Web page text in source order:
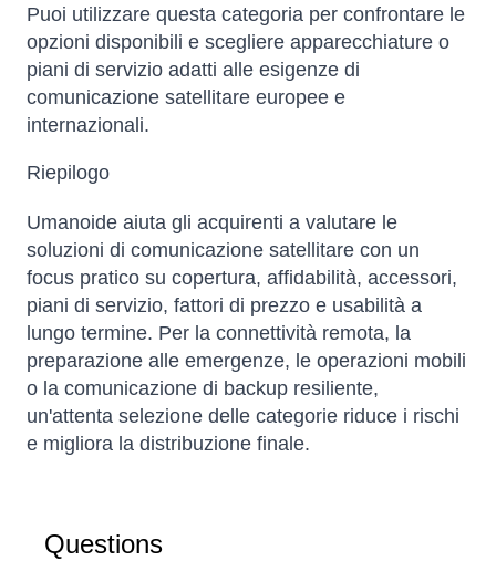
Puoi utilizzare questa categoria per confrontare le
opzioni disponibili e scegliere apparecchiature o
piani di servizio adatti alle esigenze di
comunicazione satellitare europee e
internazionali.
Riepilogo
Umanoide aiuta gli acquirenti a valutare le
soluzioni di comunicazione satellitare con un
focus pratico su copertura, affidabilità, accessori,
piani di servizio, fattori di prezzo e usabilità a
lungo termine. Per la connettività remota, la
preparazione alle emergenze, le operazioni mobili
o la comunicazione di backup resiliente,
un'attenta selezione delle categorie riduce i rischi
e migliora la distribuzione finale.
Questions